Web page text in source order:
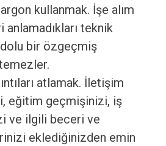
kullanmak. İşe alım
teknik
bir özgeçmiş
atlamak. İletişim
eğitim geçmişinizi, iş
ve ilgili beceri ve
eklediğinizden emin